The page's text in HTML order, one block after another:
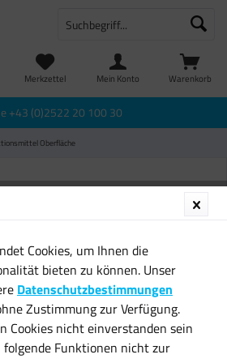
Warenkorb
Merkzettel Mein Konto
+43 (0)2522 20 100 30
Oberfläche
Cookies, um Ihnen die
bieten zu können. Unser
Datenschutzbestimmungen
Zustimmung zur Verfügung.
Cookies nicht einverstanden sein
Funktionen nicht zur